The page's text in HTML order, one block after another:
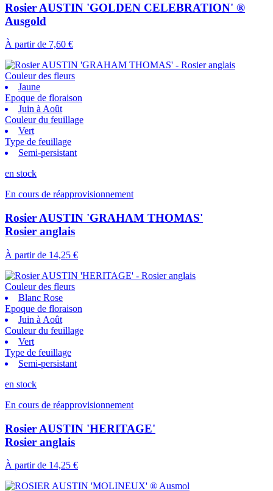
Rosier AUSTIN 'GOLDEN CELEBRATION' ®
Ausgold
À partir de 7,60 €
Couleur des fleurs
Jaune
Epoque de floraison
Juin à Août
Couleur du feuillage
Vert
Type de feuillage
Semi-persistant
en stock
En cours de réapprovisionnement
Rosier AUSTIN 'GRAHAM THOMAS'
Rosier anglais
À partir de 14,25 €
Couleur des fleurs
Blanc Rose
Epoque de floraison
Juin à Août
Couleur du feuillage
Vert
Type de feuillage
Semi-persistant
en stock
En cours de réapprovisionnement
Rosier AUSTIN 'HERITAGE'
Rosier anglais
À partir de 14,25 €